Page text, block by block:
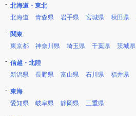
北海道・東北
北海道
青森県 岩手県 宮城県 秋田県
関東
東京都
神奈川県 埼玉県 千葉県 茨城県
信越・北陸
新潟県
長野県 富山県 石川県 福井県
東海
愛知県
岐阜県 静岡県 三重県